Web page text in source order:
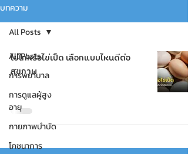
บทความ
All Posts
การพยาบาล
การดูแลผู้สูง
อายุ
กายภาพบำบัด
โภชนาการ
All Posts
ไข่ไก่หรือไข่เป็ด เลือกแบบไหนดีต่อ
สุขภาพ